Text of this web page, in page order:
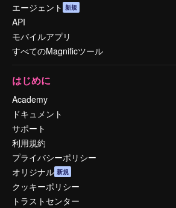
エージェント 新規
API
モバイルアプリ
すべてのMagnificツール
はじめに
Academy
ドキュメント
サポート
利用規約
プライバシーポリシー
オリジナル 新規
クッキーポリシー
トラストセンター